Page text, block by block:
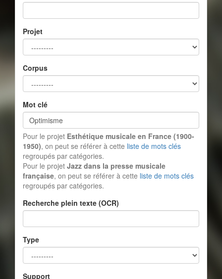
Projet
Corpus
Mot clé
Pour le projet Esthétique musicale en France (1900-
1950), on peut se référer à cette liste de mots clés
regroupés par catégories.
Pour le projet Jazz dans la presse musicale
française, on peut se référer à cette liste de mots clés
regroupés par catégories.
Recherche plein texte (OCR)
Type
Support